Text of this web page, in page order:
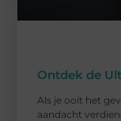
Ontdek de
Als je ooit het
aandacht